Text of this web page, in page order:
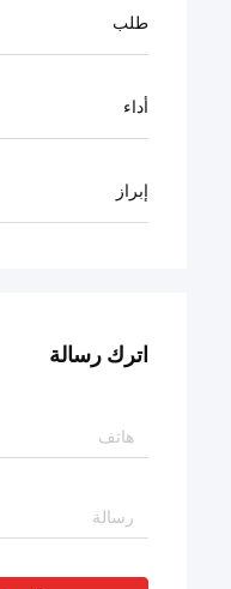
طلب
أداء
إبراز
اترك رسالة